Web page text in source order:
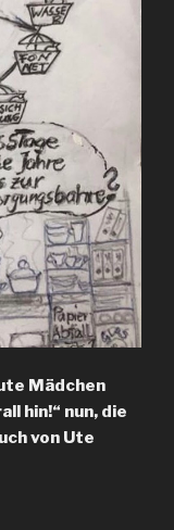
Mädchen
hin!“ nun, die
von Ute